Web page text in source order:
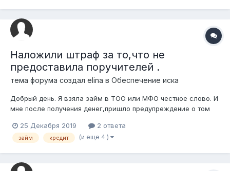
Наложили штраф за то,что не
предоставила поручителей .
тема форума создал elina в Обеспечение иска
Добрый день. Я взяла займ в ТОО или МФО честное слово. И
мне после получения денег,пришло предупреждение о том
поручителей. Я сразу же погасила займ , со всеми
комиссиями оплаты,хотя она ранее не была указана. Вместо
25 Декабря 2019 2 ответа
займ кредит (и еще 4 )